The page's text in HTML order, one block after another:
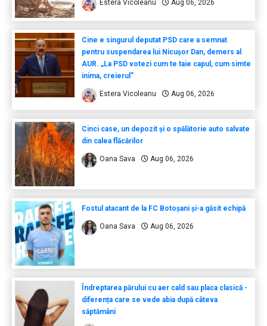
Estera Vicoleanu Aug 06, 2026
Cine e singurul deputat PSD care a semnat
pentru suspendarea lui Nicușor Dan, demers al
AUR. „La PSD votezi cum te taie capul, cum simte
inima, creierul”
Estera Vicoleanu Aug 06, 2026
Cinci case, un depozit și o spălătorie auto salvate
din calea flăcărilor
Oana Sava Aug 06, 2026
Fostul atacant de la FC Botoșani și-a găsit echipă
Oana Sava Aug 06, 2026
Îndreptarea părului cu aer cald sau placa clasică -
diferența care se vede abia după câteva
săptămâni